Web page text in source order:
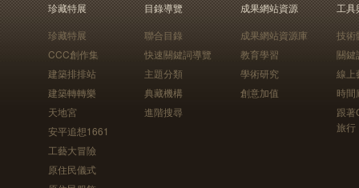
珍藏特展
珍藏特展
CCC創作集
建築排排站
建築轉轉樂
天地宮
安平追想1661
工藝大冒險
原住民儀式
目錄導覽
聯合目錄
快速關鍵詞導覽
主題分類
典藏機構
進階搜尋
成果網站資源
成果網站資源庫
教育學習
學術研究
創意加值
工具
技術
關鍵
線上
時間
跟
旅行